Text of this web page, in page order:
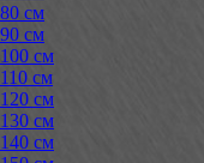
80 см
90 см
100 см
110 см
120 см
130 см
140 см